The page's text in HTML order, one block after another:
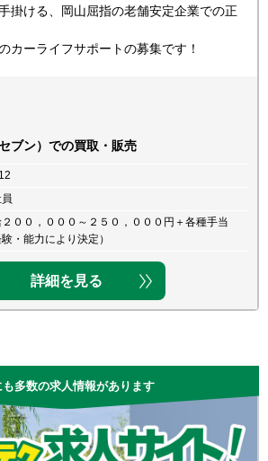
掛ける、岡山屈指の老舗安定企業での正
カーライフサポートの募集です！
ブン）での買取・販売
２００，０００～２５０，０００円＋各種手当
験・能力により決定）
詳細を見る
も多数の求人情報があります